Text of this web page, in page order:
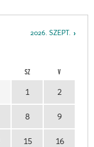
2026. SZEPT.
SZ V
1 2
8 9
15 16